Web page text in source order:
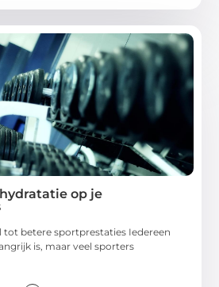
op je
tot betere sportprestaties Iedereen
is, maar veel sporters